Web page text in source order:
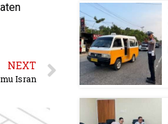
NEXT
Isran